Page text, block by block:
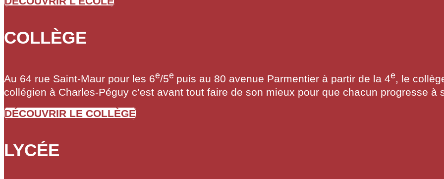
COLLÈGE
Au 64 rue Saint-Maur pour les 6e/5e puis au 80 avenue Parmentier à partir de la 4e, le
collégien à Charles-Péguy c’est avant tout faire de son mieux pour que chacun progresse à
DÉCOUVRIR LE COLLÈGE
LYCÉE